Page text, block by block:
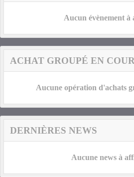
Aucun évènement à
ACHAT GROUPÉ EN
Aucune opération d'achats
DERNIÈRES NEWS
Aucune news à